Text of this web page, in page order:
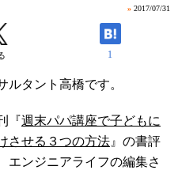
» 2017/07/31
1
タント高橋です。
『週末パパ講座で子どもに
させる３つの方法 』の書評
エンジニアライフの編集さ